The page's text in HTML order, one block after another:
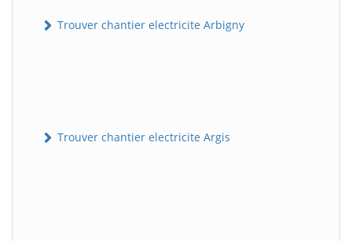
Trouver chantier electricite Arbigny
Trouver chantier electricite Argis